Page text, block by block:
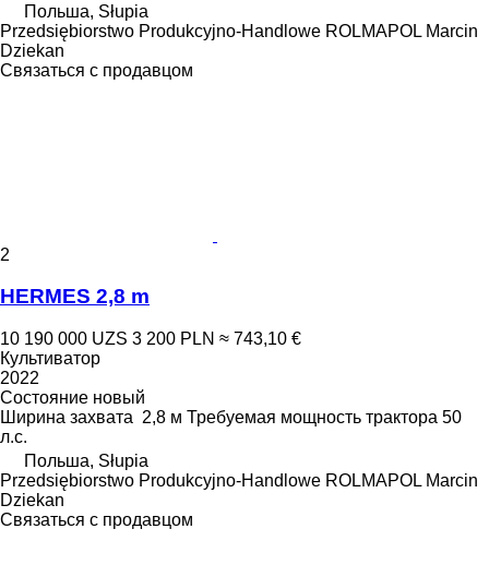
Польша, Słupia
Przedsiębiorstwo Produkcyjno-Handlowe ROLMAPOL Marcin
Dziekan
Связаться с продавцом
2
HERMES 2,8 m
10 190 000 UZS 3 200 PLN ≈ 743,10 €
Культиватор
2022
Состояние новый
Ширина захвата 2,8 м Требуемая мощность трактора 50
л.с.
Польша, Słupia
Przedsiębiorstwo Produkcyjno-Handlowe ROLMAPOL Marcin
Dziekan
Связаться с продавцом